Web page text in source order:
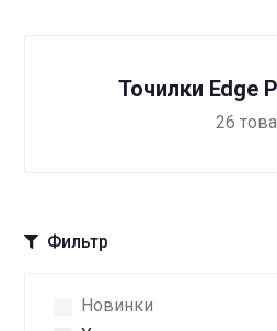
Точилки Edge
26
Фильтр
Новинки